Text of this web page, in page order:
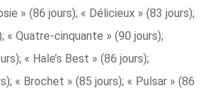
» (86 jours); « Délicieux » (83 jours);
« Quatre-cinquante » (90 jours);
« Hale’s Best » (86 jours);
« Brochet » (85 jours); « Pulsar » (86